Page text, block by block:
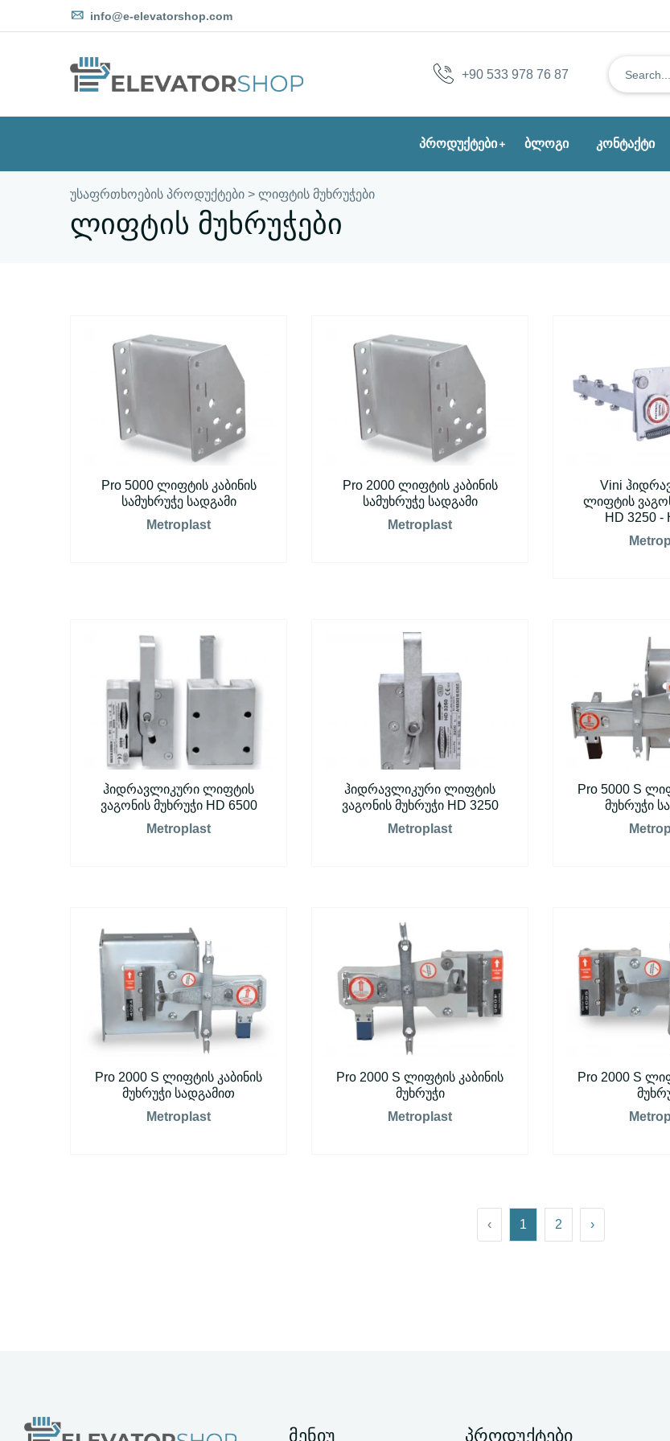
info@e-elevatorshop.com
+90 533 978 76 87
პროდუქტები ბლოგი კონტაქტი
უსაფრთხოების პროდუქტები > ლიფტის მუხრუჭები
ლიფტის მუხრუჭები
Pro 5000 ლიფტის კაბინის
სამუხრუჭე სადგამი
Metroplast
Pro 2000 ლიფტის კაბინის
სამუხრუჭე სადგამი
Metroplast
Vini
ლიფტის
HD 3250 -
ჰიდრავლიკური ლიფტის
ვაგონის მუხრუჭი HD 6500
Metroplast
ჰიდრავლიკური ლიფტის
ვაგონის მუხრუჭი HD 3250
Metroplast
Pro 5000 S
მუხრუჭი
Pro 2000 S ლიფტის კაბინის
მუხრუჭი სადგამით
Metroplast
Pro 2000 S ლიფტის კაბინის
მუხრუჭი
Metroplast
Pro 2000 S
‹ 1 2 ›
მენიუ პროდუქტები